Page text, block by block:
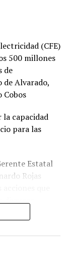
a disminuir
humanos
(CFE)
500 millones
de
Alvarado,
capacidad
para las
Estatal
Rojas
la
de la